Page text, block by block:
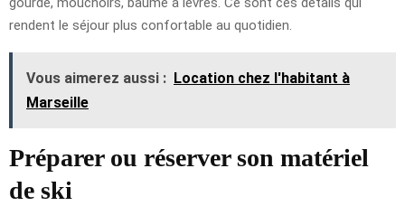
rendent le séjour plus confortable au quotidien.
Vous aimerez aussi : Location chez l'habitant à
Marseille
Préparer ou réserver son matériel
de ski